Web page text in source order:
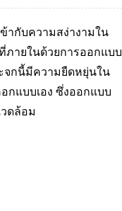
ากับความสง่างามใน
ภายในด้วยการออกแบบ
จกนี้มีความยืดหยุ่นใน
กแบบเอง ซึ่งออกแบบ
ดล้อม